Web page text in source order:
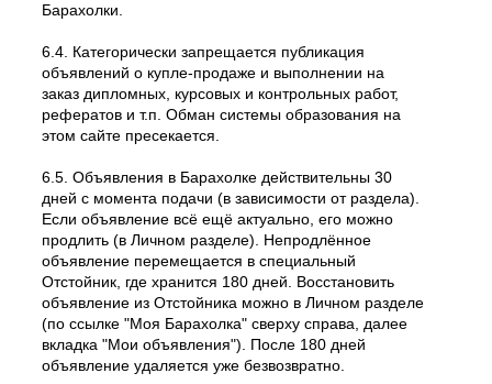
Барахолки.
6.4. Категорически запрещается публикация
объявлений о купле-продаже и выполнении на
заказ дипломных, курсовых и контрольных работ,
рефератов и т.п. Обман системы образования на
этом сайте пресекается.
6.5. Объявления в Барахолке действительны 30
дней с момента подачи (в зависимости от раздела).
Если объявление всё ещё актуально, его можно
продлить (в Личном разделе). Непродлённое
объявление перемещается в специальный
Отстойник, где хранится 180 дней. Восстановить
объявление из Отстойника можно в Личном разделе
(по ссылке "Моя Барахолка" сверху справа, далее
вкладка "Мои объявления"). После 180 дней
объявление удаляется уже безвозвратно.